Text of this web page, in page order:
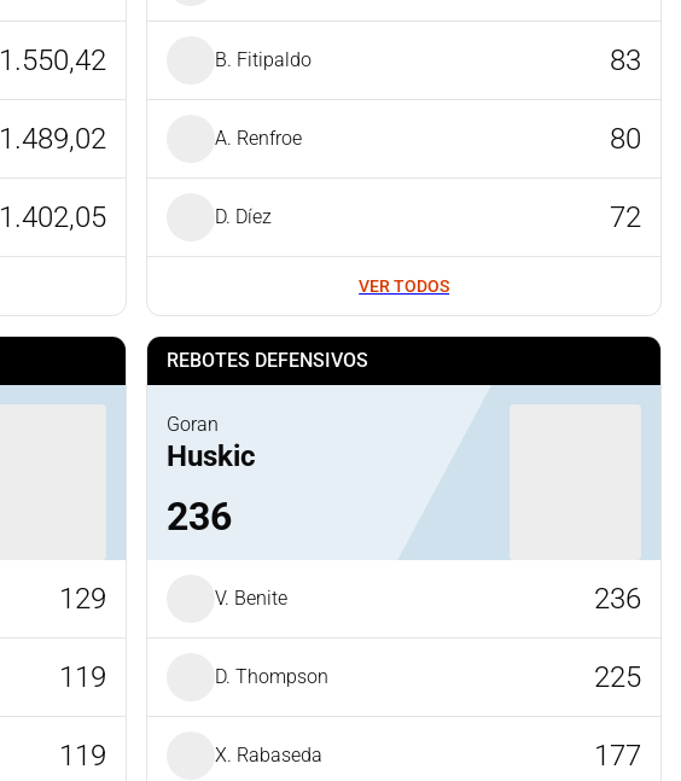
1.550,42
1.489,02
1.402,05
B. Fitipaldo 83
A. Renfroe 80
D. Díez 72
VER TODOS
129
119
119
REBOTES DEFENSIVOS
Goran
Huskic
236
V. Benite 236
D. Thompson 225
X. Rabaseda 177